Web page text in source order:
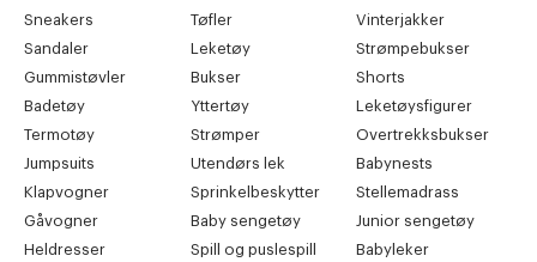
Sneakers
Tøfler
Vinterjakker
Sandaler
Leketøy
Strømpebukser
Gummistøvler
Bukser
Shorts
Badetøy
Yttertøy
Leketøysfigurer
Termotøy
Strømper
Overtrekksbukser
Jumpsuits
Utendørs lek
Babynests
Klapvogner
Sprinkelbeskytter
Stellemadrass
Gåvogner
Baby sengetøy
Junior sengetøy
Heldresser
Spill og puslespill Babyleker